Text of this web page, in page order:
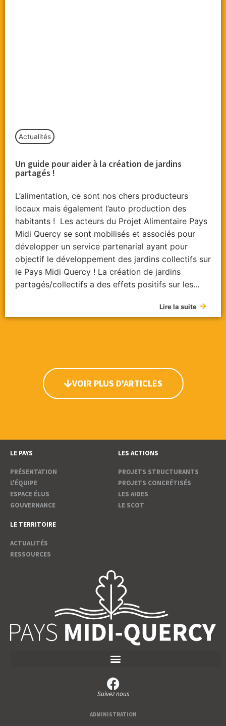
Actualités
Un guide pour aider à la création de jardins
partagés !
L’alimentation, ce sont nos chers producteurs
locaux mais également l’auto production des
habitants ! Les acteurs du Projet Alimentaire Pays
Midi Quercy se sont mobilisés et associés pour
développer un service partenarial ayant pour
objectif le développement des jardins collectifs sur
le Pays Midi Quercy ! La création de jardins
partagés/collectifs a des effets positifs sur les...
Lire la suite
VOIR PLUS D'ARTICLES
LE PAYS
PRÉSENTATION
L'ÉQUIPE
ESPACE ÉLUS
GOUVERNANCE
LES ACTIONS
PROJETS STRUCTURANTS
PROJETS CONCRÉTISÉS
LES AIDES
LE SCOT
LE TERRITOIRE
ACTUALITÉS
RESSOURCES
Suivez nous
ADMINISTRATION